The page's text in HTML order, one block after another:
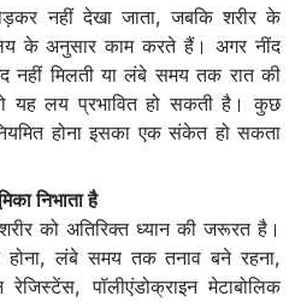
नहीं देखा जाता, जबकि शरीर के
के अनुसार काम करते हैं। अगर नींद
नहीं मिलती या लंबे समय तक रात की
यह लय प्रभावित हो सकती है। कुछ
होना इसका एक संकेत हो सकता
निभाता है
को अतिरिक्त ध्यान की जरूरत है।
लंबे समय तक तनाव बने रहना,
पॉलीएंडोक्राइन मेटाबोलिक